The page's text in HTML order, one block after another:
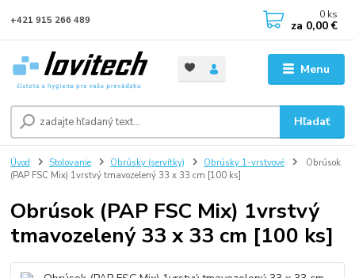
Menu
Hľadať
+421 915 266 489 0 ks
za 0,00 €
Úvod Stolovanie Obrúsky (servítky) Obrúsky 1-vrstvové
Obrúsok
(PAP FSC Mix) 1vrstvý tmavozelený 33 x 33 cm [100 ks]
Obrúsok (PAP FSC Mix) 1vrstvý
tmavozelený 33 x 33 cm [100 ks]